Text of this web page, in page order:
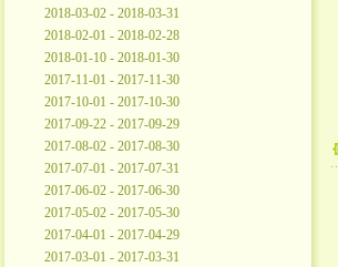
2018-03-02 - 2018-03-31
2018-02-01 - 2018-02-28
2018-01-10 - 2018-01-30
2017-11-01 - 2017-11-30
2017-10-01 - 2017-10-30
2017-09-22 - 2017-09-29
2017-08-02 - 2017-08-30
2017-07-01 - 2017-07-31
2017-06-02 - 2017-06-30
2017-05-02 - 2017-05-30
2017-04-01 - 2017-04-29
2017-03-01 - 2017-03-31